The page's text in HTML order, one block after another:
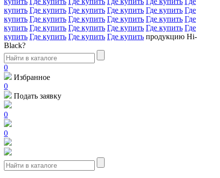
купить Где купить Где купить Где купить Где купить Где
купить Где купить Где купить Где купить Где купить Где
купить Где купить Где купить Где купить Где купить Где
купить Где купить Где купить Где купить продукцию Hi-
Black?
0
Избранное
0
Подать заявку
0
0